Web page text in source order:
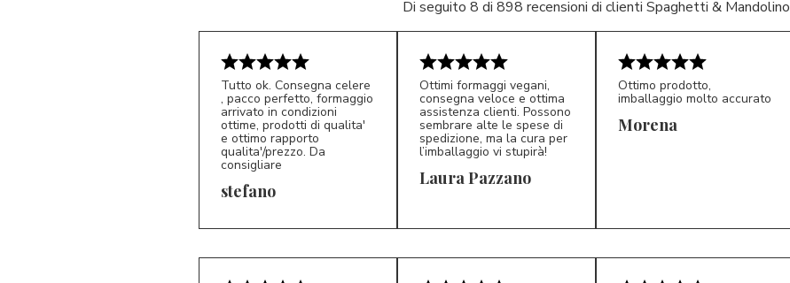
Di seguito 8 di 898 recensioni di clienti Spaghetti & Mandolino
S*
Tutto ok. Consegna celere
, pacco perfetto, formaggio
arrivato in condizioni
ottime, prodotti di qualita'
e ottimo rapporto
qualita'/prezzo. Da
consigliare
stefano LP 5/5
Ottimi formaggi vegani,
consegna veloce e ottima
assistenza clienti. Possono
sembrare alte le spese di
spedizione, ma la cura per
l’imballaggio vi stupirà!
Laura Pazzano
Ottimo prodotto,
imballaggio molto accurato
Morena